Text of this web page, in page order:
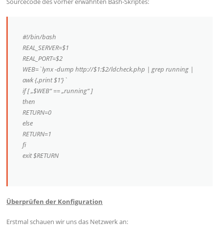
#!/bin/bash
REAL_SERVER=$1
REAL_PORT=$2
WEB=`lynx -dump http://$1:$2/ldcheck.php | grep running |
awk {‚print $1‘}`
if [ „$WEB“ == „running“ ]
then
RETURN=0
else
RETURN=1
fi
exit $RETURN
Überprüfen der Konfiguration
Erstmal schauen wir uns das Netzwerk an: